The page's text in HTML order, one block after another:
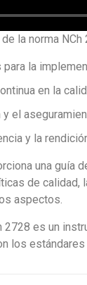
la norma NCh
la
en la
y el
y la
una
de calidad,
aspectos.
2728 es un
los